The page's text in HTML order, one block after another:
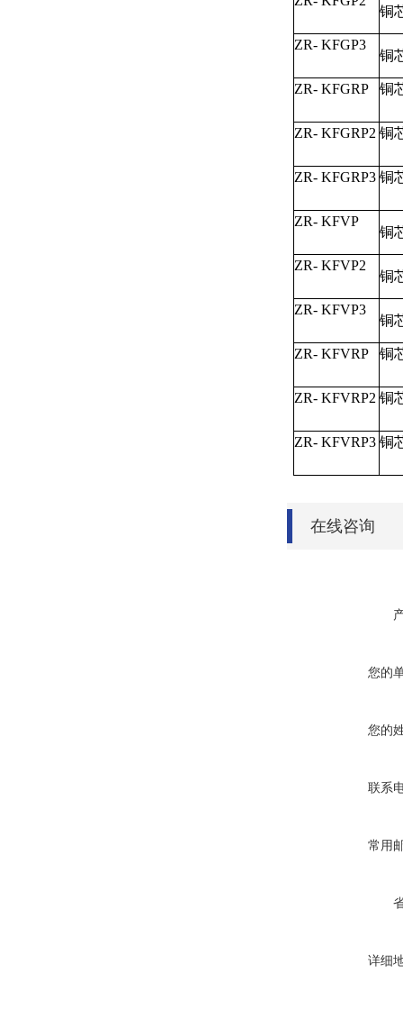
铜
ZR- KFGP3
铜
ZR- KFGRP 铜
ZR- KFGRP2 铜
ZR- KFGRP3 铜
ZR- KFVP
铜
ZR- KFVP2
铜
ZR- KFVP3
铜
ZR- KFVRP 铜
ZR- KFVRP2 铜
ZR- KFVRP3 铜
在线咨询
您的
您的
联系
常用
详细